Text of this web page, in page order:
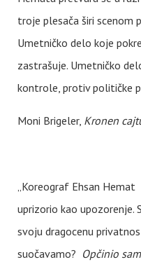
troje plesača širi scenom
Umetničko delo koje
zastrašuje. Umetničko
kontrole, protiv političke
Moni Brigeler, Kronen
„Koreograf Ehsan
uprizorio kao upozorenje.
svoju dragocenu
suočavamo? Opčinio